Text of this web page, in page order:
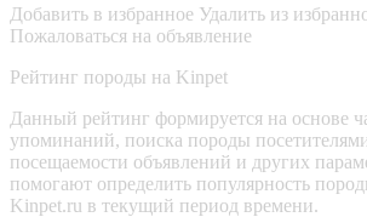
Добавить в избранное Удалить из
Пожаловаться на объявление
Рейтинг породы на Kinpet
Данный рейтинг формируется на основе
упоминаний, поиска породы
посещаемости объявлений и других
помогают определить популярность
Kinpet.ru в текущий период времени.